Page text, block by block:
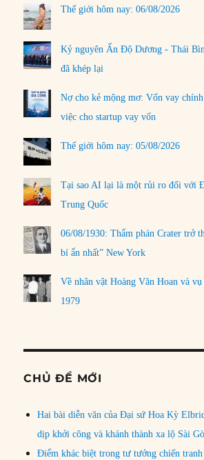
Thế giới hôm nay: 06/08/2026
Kỷ nguyên Ấn Độ Dương - Thái
đã khép lại
Nợ cho kẻ mộng mơ: Vốn vay
việc cho startup vay vốn
Thế giới hôm nay: 05/08/2026
Tại sao AI lại là một rủi ro đối với
Trung Quốc
06/08/1930: Thẩm phán Crater trở
bí ẩn nhất” New York
Về nhân vật Hoàng Văn Hoan và
1979
CHỦ ĐỀ MỚI
Hai bài diễn văn của Đại sứ Hoa Kỳ
dịp khởi công và khánh thành xa lộ Sài
Điểm khác biệt trong tư tưởng chiến